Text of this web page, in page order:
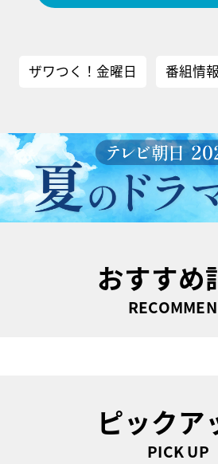
ザワつく！金曜日 番組情報
おすすめ
ピックア
PICK UP